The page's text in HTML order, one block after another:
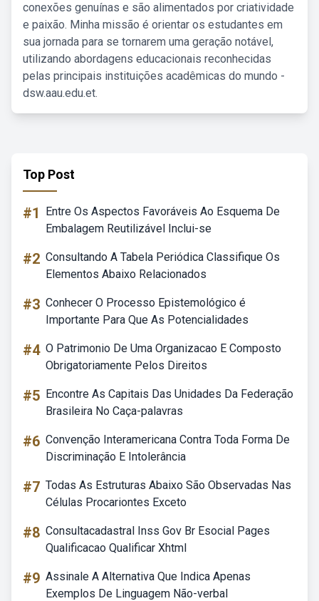
conexões genuínas e são alimentados por criatividade
e paixão. Minha missão é orientar os estudantes em
sua jornada para se tornarem uma geração notável,
utilizando abordagens educacionais reconhecidas
pelas principais instituições acadêmicas do mundo -
dsw.aau.edu.et.
Top Post
#1
Entre Os Aspectos Favoráveis Ao Esquema De
Embalagem Reutilizável Inclui-se
#2 Consultando A Tabela Periódica Classifique Os
Elementos Abaixo Relacionados
#3 Conhecer O Processo Epistemológico é
Importante Para Que As Potencialidades
#4 O Patrimonio De Uma Organizacao E Composto
Obrigatoriamente Pelos Direitos
#5 Encontre As Capitais Das Unidades Da Federação
Brasileira No Caça-palavras
#6 Convenção Interamericana Contra Toda Forma De
Discriminação E Intolerância
#7 Todas As Estruturas Abaixo São Observadas Nas
Células Procariontes Exceto
#8 Consultacadastral Inss Gov Br Esocial Pages
Qualificacao Qualificar Xhtml
#9 Assinale A Alternativa Que Indica Apenas
Exemplos De Linguagem Não-verbal